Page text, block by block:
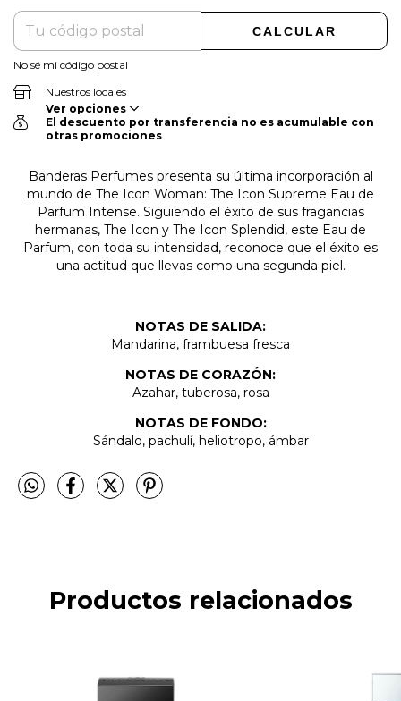
Entregas para el CP: CAMBIAR CP
CALCULAR
No sé mi código postal
Nuestros locales
Ver opciones
El descuento por transferencia no es acumulable con
otras promociones
Banderas Perfumes presenta su última incorporación al
mundo de The Icon Woman: The Icon Supreme Eau de
Parfum Intense. Siguiendo el éxito de sus fragancias
hermanas, The Icon y The Icon Splendid, este Eau de
Parfum, con toda su intensidad, reconoce que el éxito es
una actitud que llevas como una segunda piel.
NOTAS DE SALIDA:
Mandarina, frambuesa fresca
NOTAS DE CORAZÓN:
Azahar, tuberosa, rosa
NOTAS DE FONDO:
Sándalo, pachulí, heliotropo, ámbar
Productos relacionados